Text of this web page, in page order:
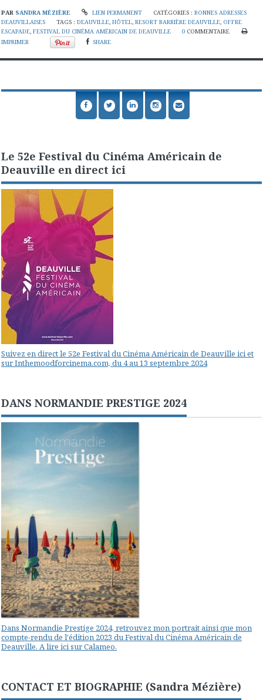
PAR SANDRA MÉZIÈRE LIEN PERMANENT CATÉGORIES :BONNES ADRESSES
DEAUVILLAISES
TAGS :DEAUVILLE,HÔTEL,RESORT BARRIÈRE DEAUVILLE, OFFRE
ESCAPADE, FESTIVAL DU CINÉMA AMÉRICAIN DE DEAUVILLE 0 COMMENTAIRE
IMPRIMER
SHARE
Le 52e Festival du Cinéma Américain de
Deauville en direct ici
Suivez en direct le 52e Festival du Cinéma Américain de Deauville ici et
sur Inthemoodforcinema.com, du 4 au 13 septembre 2024
DANS NORMANDIE PRESTIGE 2024
Dans Normandie Prestige 2024, retrouvez mon portrait ainsi que mon
compte-rendu de l'édition 2023 du Festival du Cinéma Américain de
Deauville. A lire ici sur Calameo.
CONTACT ET BIOGRAPHIE (Sandra Mézière)